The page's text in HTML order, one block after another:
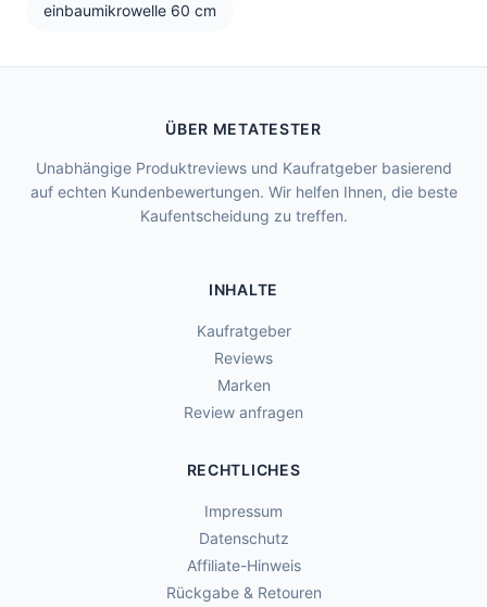
einbaumikrowelle 60 cm
ÜBER METATESTER
Unabhängige Produktreviews und Kaufratgeber basierend
auf echten Kundenbewertungen. Wir helfen Ihnen, die beste
Kaufentscheidung zu treffen.
INHALTE
Kaufratgeber
Reviews
Marken
Review anfragen
RECHTLICHES
Impressum
Datenschutz
Affiliate-Hinweis
Rückgabe & Retouren